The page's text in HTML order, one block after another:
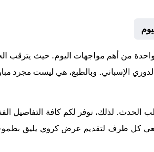
من أهم مواجهات اليوم. حيث يترقب
الإسباني. وبالطبع، هي ليست مجرد
لذلك، نوفر لكم كافة التفاصيل
يسعى كل طرف لتقديم عرض كروي يليق